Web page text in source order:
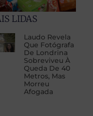
LIDAS
Laudo Revela
Que Fotógrafa
De Londrina
Sobreviveu À
Queda De 40
Metros, Mas
Morreu
Afogada